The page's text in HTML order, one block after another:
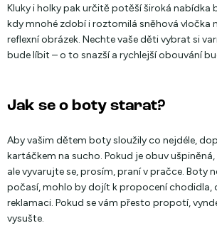
Kluky i holky pak určitě potěší široká nabídka
kdy mnohé zdobí i roztomilá sněhová vločka
reflexní obrázek. Nechte vaše děti vybrat si
bude líbit – o to snazší a rychlejší obouvání
Jak se o boty starat?
Aby vašim dětem boty sloužily co nejdéle,
kartáčkem na sucho. Pokud je obuv
ale vyvarujte se, prosím, praní v pračce. Boty
počasí, mohlo by dojít k propocení chodidla,
reklamaci. Pokud se vám přesto propotí,
vysušte.